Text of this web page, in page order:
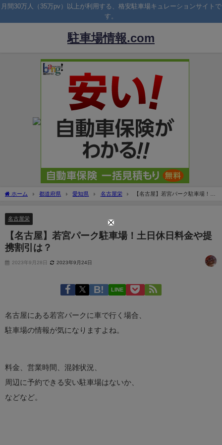
月間30万人（35万pv）以上が利用する、格安駐車場キュレーションサイトで
す。
駐車場情報.com
ホーム 都道府県 愛知県 名古屋栄
【名古屋】若宮パーク駐車場！土
名古屋栄
【名古屋】若宮パーク駐車場！土日休日料金や提
携割引は？
2023年9月28日 2023年9月24日
LINE
名古屋にある若宮パークに車で行く場合、
駐車場の情報が気になりますよね。
料金、営業時間、混雑状況、
周辺に予約できる安い駐車場はないか、
などなど。